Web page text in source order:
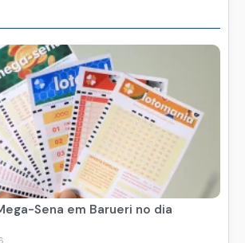
Sena em Barueri no dia